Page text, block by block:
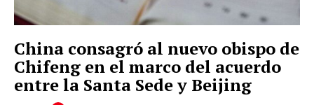
China consagró al nuevo obispo de
Chifeng en el marco del acuerdo
entre la Santa Sede y Beijing